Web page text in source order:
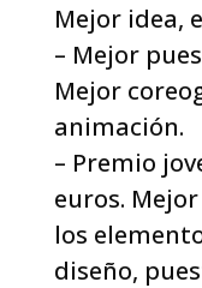
Mejor idea,
– Mejor
Mejor
animación.
– Premio
euros.
los
diseño,